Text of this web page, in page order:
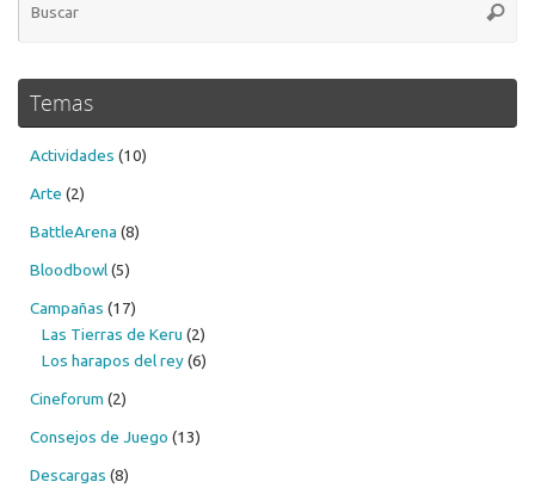
Temas
Actividades (10)
Arte (2)
BattleArena (8)
Bloodbowl(5)
Campañas (17)
Las Tierras de Keru (2)
Los harapos del rey(6)
Cineforum (2)
Consejos de Juego (13)
Descargas (8)